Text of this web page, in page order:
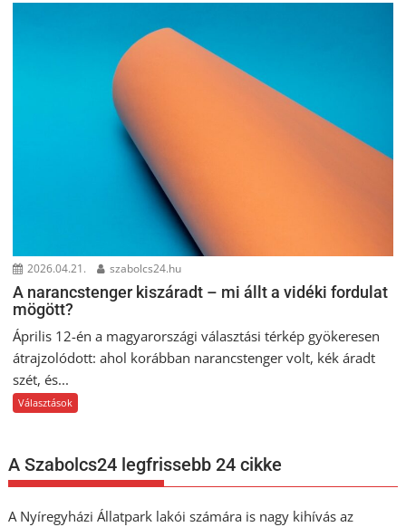
2026.04.21. szabolcs24.hu
A narancstenger kiszáradt – mi állt a vidéki fordulat
mögött?
Április 12-én a magyarországi választási térkép gyökeresen
átrajzolódott: ahol korábban narancstenger volt, kék áradt
szét, és...
Választások
A Szabolcs24 legfrissebb 24 cikke
A Nyíregyházi Állatpark lakói számára is nagy kihívás az